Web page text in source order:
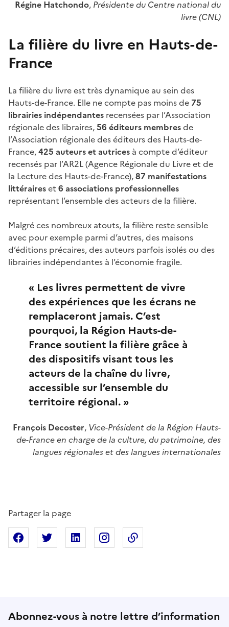
Régine Hatchondo, Présidente du Centre national du
livre (CNL)
La filière du livre en Hauts-de-
France
La filière du livre est très dynamique au sein des
Hauts-de-France. Elle ne compte pas moins de 75
librairies indépendantes recensées par l’Association
régionale des libraires,56 éditeurs membresde
l’Association régionale des éditeurs des Hauts-de-
France,425 auteurs et autrices à compte d’éditeur
recensés par l’AR2L (Agence Régionale du Livre et de
la Lecture des Hauts-de-France),87 manifestations
littéraireset 6 associations professionnelles
représentant l’ensemble des acteurs de la filière.
Malgré ces nombreux atouts, la filière reste sensible
avec pour exemple parmi d’autres, des maisons
d’éditions précaires, des auteurs parfois isolés ou des
librairies indépendantes à l’économie fragile.
« Les livres permettent de vivre
des expériences que les écrans ne
remplaceront jamais. C’est
pourquoi, la Région Hauts-de-
France soutient la filière grâce à
des dispositifs visant tous les
acteurs de la chaîne du livre,
accessible sur l’ensemble du
territoire régional. »
François Decoster, Vice-Président de la Région Hauts-
de-France en charge de la culture, du patrimoine, des
langues régionales et des langues internationales
Partager la page
Partager sur Facebook
Partager sur XPartager sur Linkedin
Partager sur Instagram
Abonnez-vous à notre lettre d’information